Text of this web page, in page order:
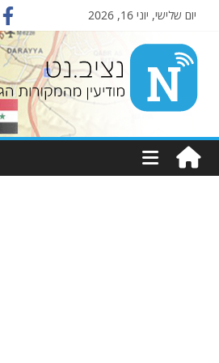
יום שלישי, יוני 16, 2026
Nziv.net
מודיעין
מהמקורות